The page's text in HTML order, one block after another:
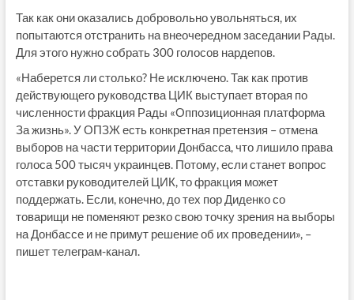
Так как они оказались добровольно увольняться, их
попытаются отстранить на внеочередном заседании Рады.
Для этого нужно собрать 300 голосов нардепов.
«Наберется ли столько? Не исключено. Так как против
действующего руководства ЦИК выступает вторая по
численности фракция Рады «Оппозиционная платформа
За жизнь». У ОПЗЖ есть конкретная претензия – отмена
выборов на части территории Донбасса, что лишило права
голоса 500 тысяч украинцев. Потому, если станет вопрос
отставки руководителей ЦИК, то фракция может
поддержать. Если, конечно, до тех пор Диденко со
товарищи не поменяют резко свою точку зрения на выборы
на Донбассе и не примут решение об их проведении», –
пишет телеграм-канал.